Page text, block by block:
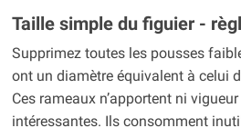
Taille simple du figuier -
Supprimez toutes les pousses
ont un diamètre équivalent à celui
Ces rameaux n’apportent ni
intéressantes. Ils consomment